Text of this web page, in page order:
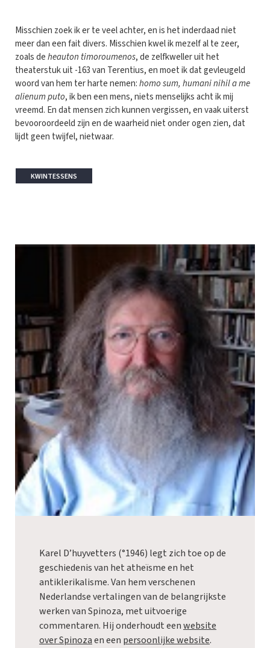
Misschien zoek ik er te veel achter, en is het inderdaad niet
meer dan een fait divers. Misschien kwel ik mezelf al te zeer,
zoals deheauton timoroumenos, de zelfkweller uit het
theaterstuk uit -163 van Terentius, en moet ik dat gevleugeld
woord van hem ter harte nemen:homo sum, humani nihil a me
alienum puto, ik ben een mens, niets menselijks acht ik mij
vreemd. En dat mensen zich kunnen vergissen, en vaak uiterst
bevooroordeeld zijn en de waarheid niet onder ogen zien, dat
lijdt geen twijfel, nietwaar.
KWINTESSENS
Karel D’huyvetters (°1946) legt zich toe op de
geschiedenis van het atheïsme en het
antiklerikalisme. Van hem verschenen
Nederlandse vertalingen van de belangrijkste
werken van Spinoza, met uitvoerige
commentaren. Hij onderhoudt eenwebsite
over Spinozaen een persoonlijke website.